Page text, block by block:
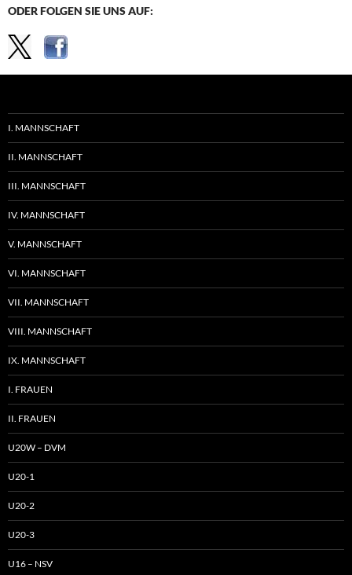
ODER FOLGEN SIE UNS AUF:
I. MANNSCHAFT
II. MANNSCHAFT
III. MANNSCHAFT
IV. MANNSCHAFT
V. MANNSCHAFT
VI. MANNSCHAFT
VII. MANNSCHAFT
VIII. MANNSCHAFT
IX. MANNSCHAFT
I. FRAUEN
II. FRAUEN
U20W – DVM
U20-1
U20-2
U20-3
U16 – NSV